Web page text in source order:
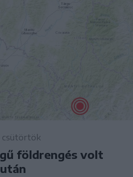
csütörtök
földrengés volt